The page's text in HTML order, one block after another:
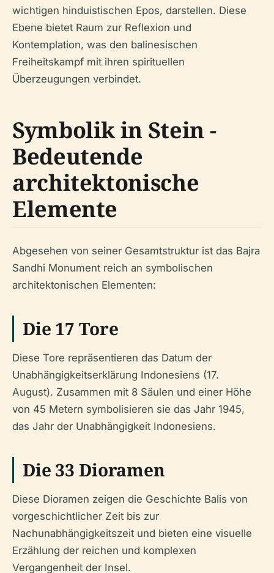
wichtigen hinduistischen Epos, darstellen. Diese
Ebene bietet Raum zur Reflexion und
Kontemplation, was den balinesischen
Freiheitskampf mit ihren spirituellen
Überzeugungen verbindet.
Symbolik in Stein -
Bedeutende
architektonische
Elemente
Abgesehen von seiner Gesamtstruktur ist das Bajra
Sandhi Monument reich an symbolischen
architektonischen Elementen:
Die 17 Tore
Diese Tore repräsentieren das Datum der
Unabhängigkeitserklärung Indonesiens (17.
August). Zusammen mit 8 Säulen und einer Höhe
von 45 Metern symbolisieren sie das Jahr 1945,
das Jahr der Unabhängigkeit Indonesiens.
Die 33 Dioramen
Diese Dioramen zeigen die Geschichte Balis von
vorgeschichtlicher Zeit bis zur
Nachunabhängigkeitszeit und bieten eine visuelle
Erzählung der reichen und komplexen
Vergangenheit der Insel.